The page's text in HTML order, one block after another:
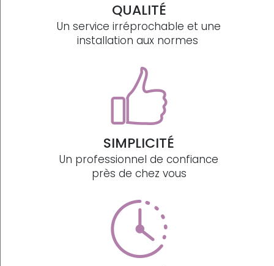
QUALITÉ
Un service irréprochable et une
installation aux normes
SIMPLICITÉ
Un professionnel de confiance
près de chez vous